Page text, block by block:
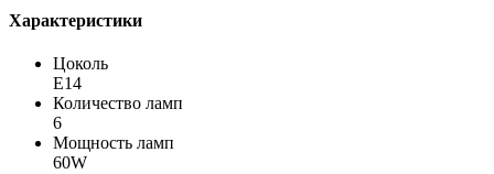
Характеристики
Цоколь
Е14
Количество ламп
6
Мощность ламп
60W